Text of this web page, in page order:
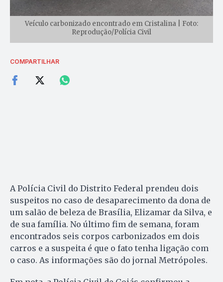
Veículo carbonizado encontrado em Cristalina | Foto:
Reprodução/Polícia Civil
COMPARTILHAR
A Polícia Civil do Distrito Federal prendeu dois
suspeitos no caso de desaparecimento da dona de
um salão de beleza de Brasília, Elizamar da Silva, e
de sua família. No último fim de semana, foram
encontrados seis corpos carbonizados em dois
carros e a suspeita é que o fato tenha ligação com
o caso. As informações são do jornal Metrópoles.